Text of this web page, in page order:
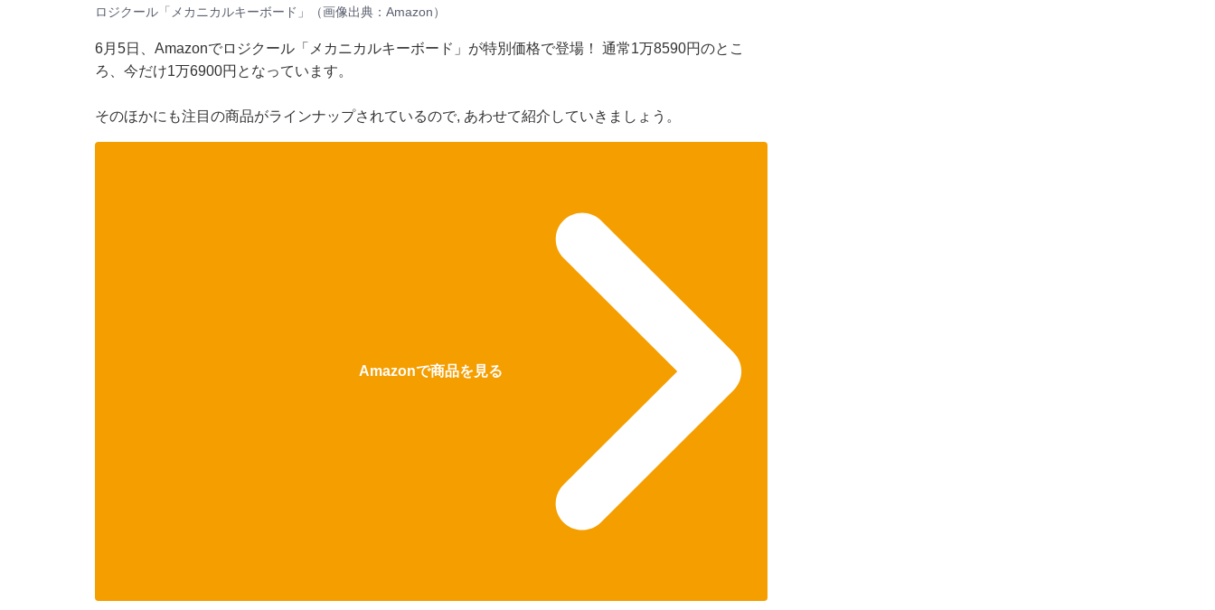
ロジクール「メカニカルキーボード」（画像出典：Amazon）
6月5日、 Amazonでロジクール「メカニカルキーボード」が特別価格で登場！ 通常1万8590円のとこ
ろ、今だけ1万6900円となっています。
そのほかにも注目の商品がラインナップされているので, あわせて紹介していきましょう。
Amazonで商品を見る